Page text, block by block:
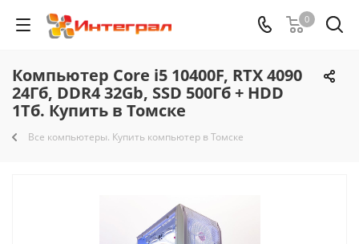
0
Компьютер Core i5 10400F, RTX 4090
24Гб, DDR4 32Gb, SSD 500Гб + HDD
1Тб. Купить в Томске
Все компьютеры. Купить компьютер в Томске